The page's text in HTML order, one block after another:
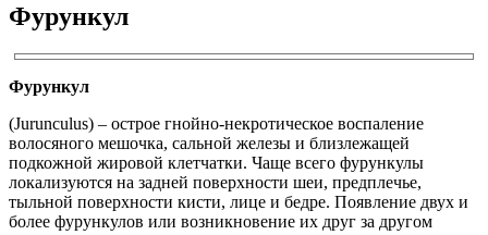
Фурункул
Фурункул
(Jurunculus) – острое гнойно-некротическое воспаление
волосяного мешочка, сальной железы и близлежащей
подкожной жировой клетчатки. Чаще всего фурункулы
локализуются на задней поверхности шеи, предплечье,
тыльной поверхности кисти, лице и бедре. Появление двух и
более фурункулов или возникновение их друг за другом